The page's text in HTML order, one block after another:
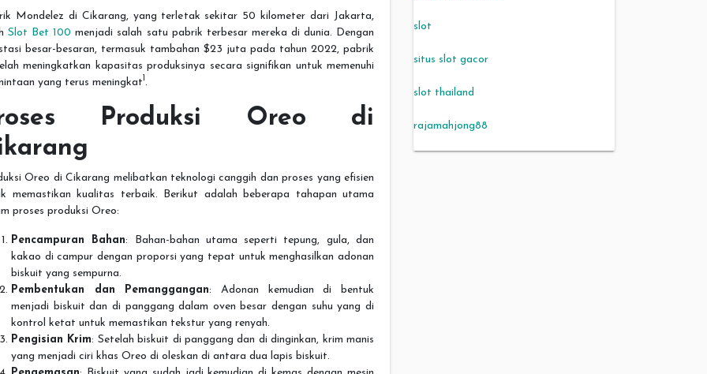
Mondelez di Cikarang, yang terletak sekitar 50 kilometer dari Jakarta,
Slot Bet 100 menjadi salah satu pabrik terbesar mereka di dunia. Dengan
besar-besaran, termasuk tambahan $23 juta pada tahun 2022, pabrik
meningkatkan kapasitas produksinya secara signifikan untuk memenuhi
yang terus meningkat1.
Produksi Oreo di
Oreo di Cikarang melibatkan teknologi canggih dan proses yang efisien
memastikan kualitas terbaik. Berikut adalah beberapa tahapan utama
proses produksi Oreo:
Pencampuran Bahan: Bahan-bahan utama seperti tepung, gula, dan
kakao di campur dengan proporsi yang tepat untuk menghasilkan adonan
biskuit yang sempurna.
Pembentukan dan Pemanggangan: Adonan kemudian di bentuk
menjadi biskuit dan di panggang dalam oven besar dengan suhu yang di
kontrol ketat untuk memastikan tekstur yang renyah.
Pengisian Krim: Setelah biskuit di panggang dan di dinginkan, krim manis
yang menjadi ciri khas Oreo di oleskan di antara dua lapis biskuit.
slot
situs slot gacor
slot thailand
rajamahjong88